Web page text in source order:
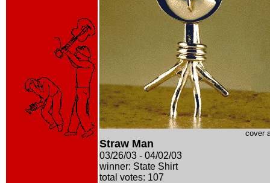
cover
Straw Man
03/26/03 - 04/02/03
winner: State Shirt
total votes: 107